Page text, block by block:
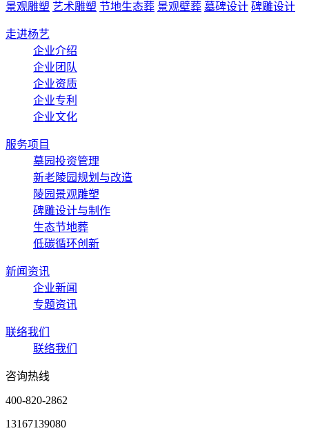
景观雕塑 艺术雕塑 节地生态葬 景观壁葬 墓碑设计 碑雕设计
走进杨艺
企业介绍
企业团队
企业资质
企业专利
企业文化
服务项目
墓园投资管理
新老陵园规划与改造
陵园景观雕塑
碑雕设计与制作
生态节地葬
低碳循环创新
新闻资讯
企业新闻
专题资讯
联络我们
联络我们
咨询热线
400-820-2862
13167139080